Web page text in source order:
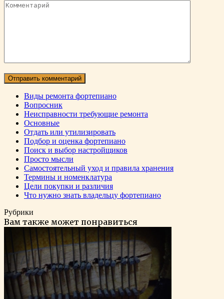
Виды ремонта фортепиано
Вопросник
Неисправности требующие ремонта
Основные
Отдать или утилизировать
Подбор и оценка фортепиано
Поиск и выбор настройщиков
Просто мысли
Самостоятельный уход и правила хранения
Термины и номенклатура
Цели покупки и различия
Что нужно знать владельцу фортепиано
Рубрики
Вам также может понравиться